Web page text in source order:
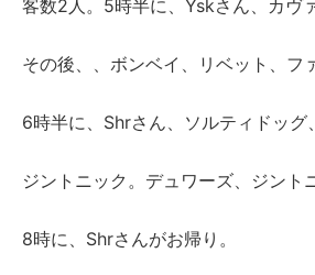
客数2人。5時半に、Yskさん、カヴ
その後、、ボンベイ、リベット、フ
6時半に、Shrさん、ソルティドッグ
ジントニック。デュワーズ、ジント
8時に、Shrさんがお帰り。